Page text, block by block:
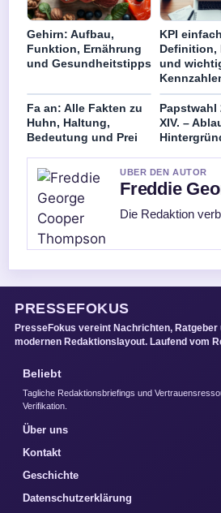
Gehirn: Aufbau,
Funktion, Ernährung
und Gesundheitstipps
KPI
Definition,
und
Fa an: Alle Fakten zu
Huhn, Haltung,
Bedeutung und Prei
Papstwahl
XIV. –
UBER DEN AUTOR
Freddie
Die Redaktion
PRESSEFOKUS
PresseFokus vereint Nachrichten, Ratgeber
modernen Redaktionslayout. Laufend vom
Beliebt
Tagliche Redaktionsbriefings und
Verifikation.
Über uns
Kontakt
Geschichte
Datenschutzerklärung